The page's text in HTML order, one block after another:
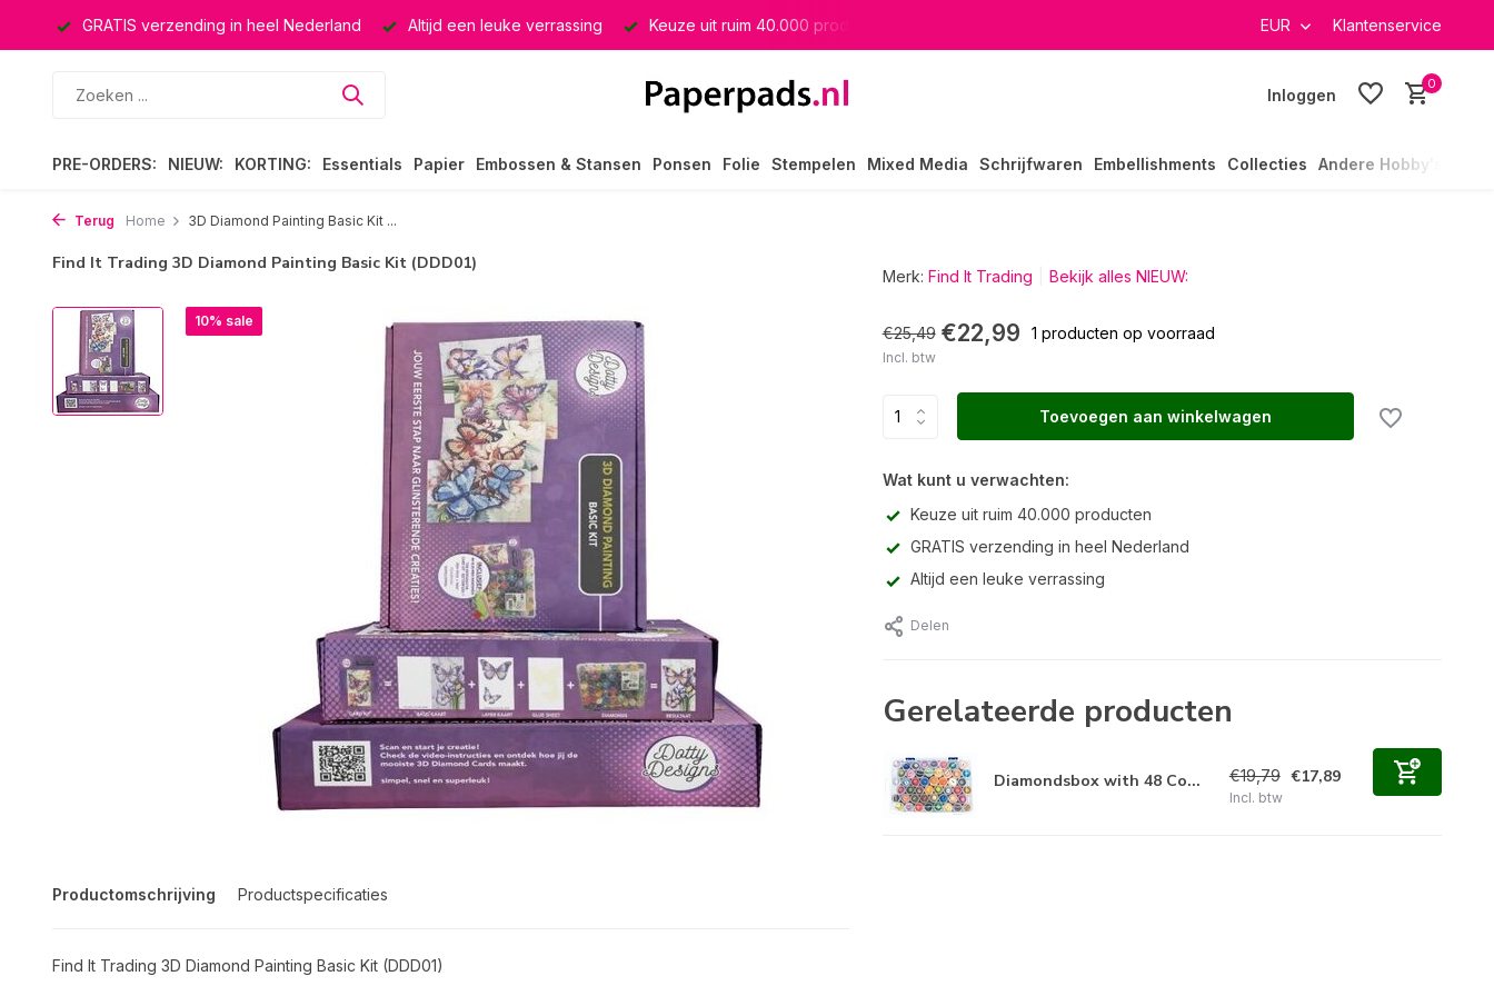
GRATIS verzending in heel Nederland Altijd een leuke verrassing Keuze uit ruim 40.000 producten EUR Klantenservice
Inloggen
0
PRE-ORDERS: NIEUW: KORTING: Essentials Papier Embossen & Stansen Ponsen Folie Stempelen Mixed Media Schrijfwaren Embellishments Collecties Andere Hobby's
Terug Home 3D Diamond Painting Basic Kit ...
Find It Trading 3D Diamond Painting Basic Kit (DDD01)
10% sale
Productomschrijving Productspecificaties
Find It Trading 3D Diamond Painting Basic Kit (DDD01)
Merk: Find It Trading Bekijk alles NIEUW:
€25,49 €22,99 1 producten op voorraad
Incl. btw
Toevoegen aan winkelwagen
Wat kunt u verwachten:
Keuze uit ruim 40.000 producten
GRATIS verzending in heel Nederland
Altijd een leuke verrassing
Delen
Gerelateerde producten
Diamondsbox with 48 Co... €19,79 €17,89
Incl. btw